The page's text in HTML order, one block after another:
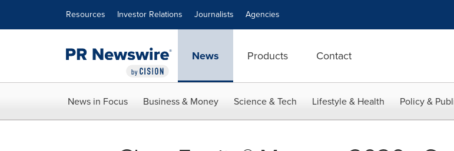
Resources Investor Relations Journalists Agencies
News Products Contact
News in Focus Business & Money Science & Tech Lifestyle & Health Policy &